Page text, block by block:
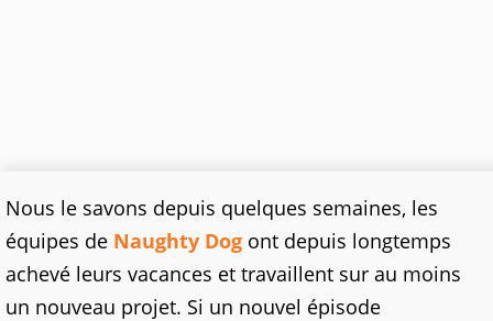
Nous le savons depuis quelques semaines, les
équipes de Naughty Dog ont depuis longtemps
achevé leurs vacances et travaillent sur au moins
un nouveau projet. Si un nouvel épisode